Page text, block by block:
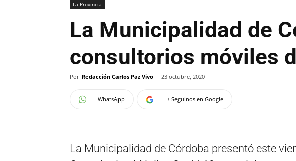
La Provincia
La Municipalidad de
consultorios móviles
Por Redacción Carlos Paz Vivo - 23 octubre, 2020
WhatsApp + Seguinos en Google
La Municipalidad de Córdoba presentó este